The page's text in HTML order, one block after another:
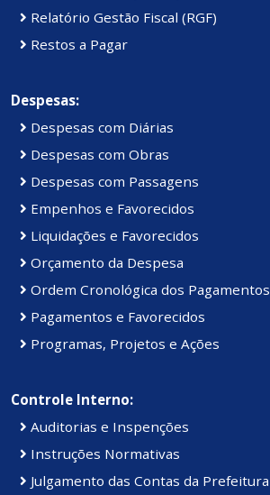
Relatório Gestão Fiscal (RGF)
Restos a Pagar
Despesas:
Despesas com Diárias
Despesas com Obras
Despesas com Passagens
Empenhos e Favorecidos
Liquidações e Favorecidos
Orçamento da Despesa
Ordem Cronológica dos Pagamentos
Pagamentos e Favorecidos
Programas, Projetos e Ações
Controle Interno:
Auditorias e Inspenções
Instruções Normativas
Julgamento das Contas da Prefeitura